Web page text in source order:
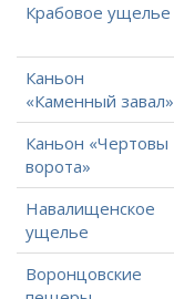
Крабовое ущелье
Каньон
«Каменный завал»
Каньон «Чертовы
ворота»
Навалищенское
ущелье
Воронцовские